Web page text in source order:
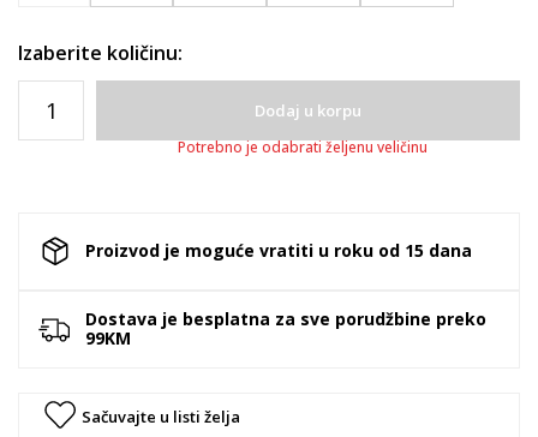
Izaberite količinu:
Dodaj u korpu
Potrebno je odabrati željenu veličinu
Proizvod je moguće vratiti u roku od 15 dana
Dostava je besplatna za sve porudžbine preko
99KM
Sačuvajte u listi želja